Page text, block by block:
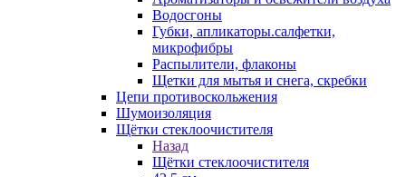
Водосгоны
Губки, апликаторы.салфетки,
микрофибры
Распылители, флаконы
Щетки для мытья и снега, скребки
Цепи противоскольжения
Шумоизоляция
Щётки стеклоочистителя
Назад
Щётки стеклоочистителя